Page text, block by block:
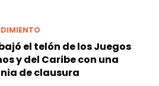
el telón de los Juegos
y del Caribe con una
de clausura